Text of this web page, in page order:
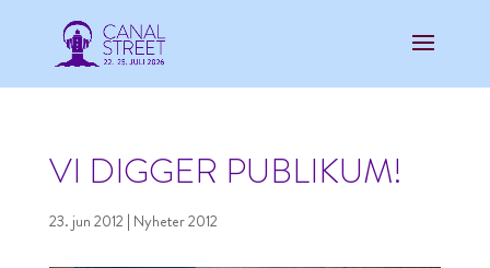
VI DIGGER PUBLIKUM!
23. jun 2012 | Nyheter 2012